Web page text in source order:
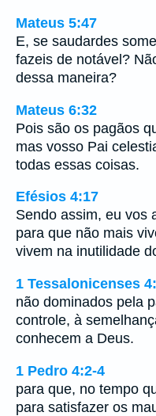
Mateus 5:47
E, se saudardes
fazeis de notável?
dessa maneira?
Mateus 6:32
Pois são os pagãos
mas vosso Pai
todas essas coisas.
Efésios 4:17
Sendo assim, eu vos
para que não mais
vivem na inutilidade
1 Tessalonicenses
não dominados pela
controle, à
conhecem a Deus.
1 Pedro 4:2-4
para que, no tempo
para satisfazer os